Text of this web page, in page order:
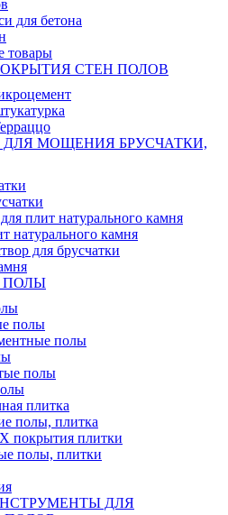
для бетона
товары
СТЕН ПОЛОВ
МОЩЕНИЯ БРУСЧАТКИ,
плит натурального камня
натурального камня
для брусчатки
полы
полы
полы
плитка
полы, плитка
покрытия плитки
полы, плитки
ДЛЯ